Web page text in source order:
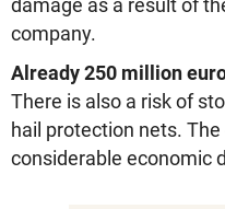
damage as a result of
company.
Already 250 million
There is also a risk of
hail protection nets.
considerable economic